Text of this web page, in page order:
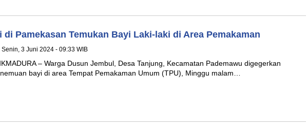
di Pamekasan Temukan Bayi Laki-laki di Area Pemakaman
Senin, 3 Juni 2024 - 09:33 WIB
– Warga Dusun Jembul, Desa Tanjung, Kecamatan Pademawu digegerkan
bayi di area Tempat Pemakaman Umum (TPU), Minggu malam…